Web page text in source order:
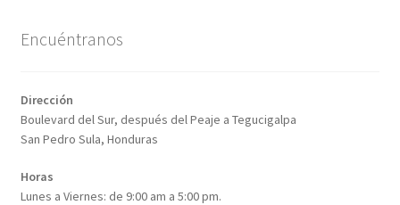
Encuéntranos
Dirección
Boulevard del Sur, después del Peaje a Tegucigalpa
San Pedro Sula, Honduras
Horas
Lunes a Viernes: de 9:00 am a 5:00 pm.